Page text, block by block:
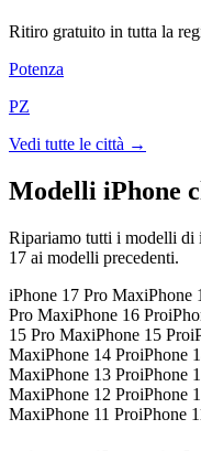
Ritiro gratuito in tutta la
Potenza
PZ
Vedi tutte le città →
Modelli iPhone
Ripariamo tutti i modelli di
17 ai modelli precedenti.
iPhone 17 Pro MaxiPhone
Pro MaxiPhone 16 Pro
15 Pro MaxiPhone 15 Pro
MaxiPhone 14 ProiPhone
MaxiPhone 13 ProiPhone
MaxiPhone 12 ProiPhone
MaxiPhone 11 ProiPhone